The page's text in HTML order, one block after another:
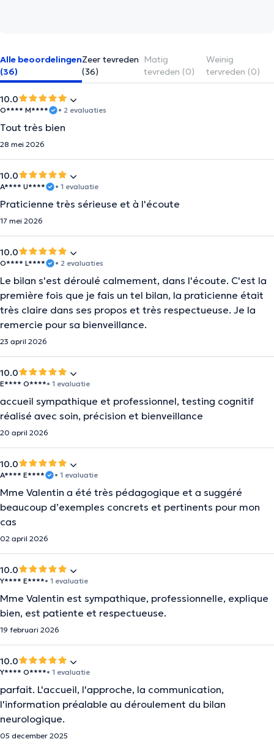
Alle beoordelingen
(36)
Zeer tevreden
(36)
Matig
tevreden (0)
Weinig
tervreden (0)
10.0
O**** M**** • 2 evaluaties
Tout très bien
28 mei 2026
10.0
A**** U**** • 1 evaluatie
Praticienne très sérieuse et à l'écoute
17 mei 2026
10.0
O**** L**** • 2 evaluaties
Le bilan s'est déroulé calmement, dans l'écoute. C'est la
première fois que je fais un tel bilan, la praticienne était
très claire dans ses propos et très respectueuse. Je la
remercie pour sa bienveillance.
23 april 2026
10.0
E**** O****• 1 evaluatie
accueil sympathique et professionnel, testing cognitif
réalisé avec soin, précision et bienveillance
20 april 2026
10.0
A**** E**** • 1 evaluatie
Mme Valentin a été très pédagogique et a suggéré
beaucoup d’exemples concrets et pertinents pour mon
cas
02 april 2026
10.0
Y**** E****• 1 evaluatie
Mme Valentin est sympathique, professionnelle, explique
bien, est patiente et respectueuse.
19 februari 2026
10.0
Y**** O****• 1 evaluatie
parfait. L'accueil, l'approche, la communication,
l'information préalable au déroulement du bilan
neurologique.
05 december 2025